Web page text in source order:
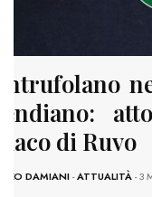
di Ruvo
DAMIANI-ATTUALITÀ- 3